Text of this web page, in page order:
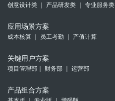
创意设计类 ｜ 产品研发类 ｜ 专业服务类
应用场景方案
成本核算 ｜ 员工考勤 ｜ 产值计算
关键用户方案
项目管理部｜ 财务部 ｜ 运营部
产品组合方案